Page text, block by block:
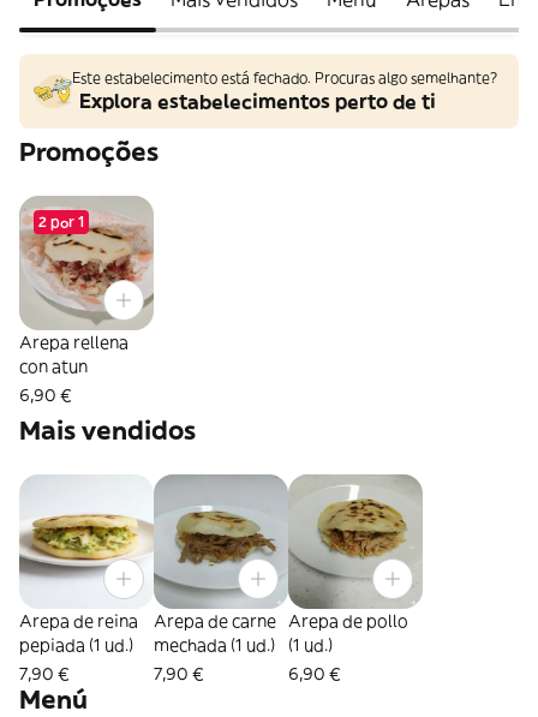
Este estabelecimento está fechado. Procuras algo semelhante?
Explora estabelecimentos perto de ti
Promoções
2 por 1
Arepa rellena
con atun
6,90 €
Mais vendidos
Arepa de reina
pepiada (1 ud.)
7,90 €
Arepa de carne
mechada (1 ud.)
7,90 €
Arepa de pollo
(1 ud.)
6,90 €
Menú